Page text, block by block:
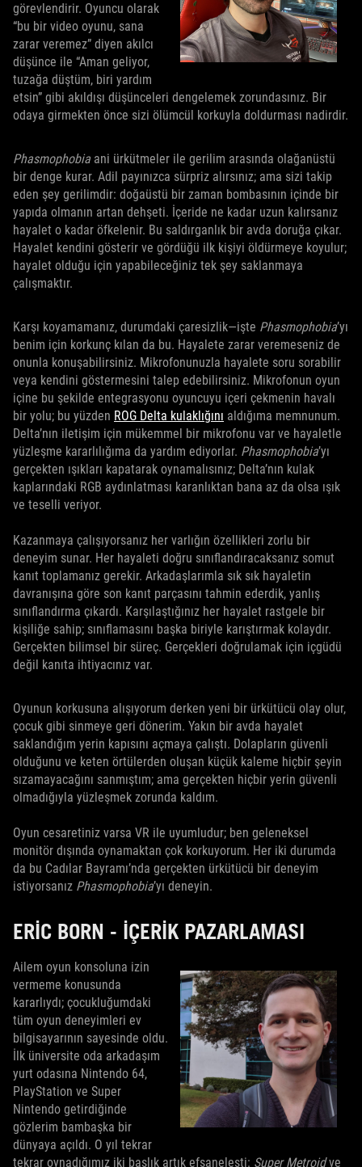
görevlendirir. Oyuncu olarak
“bu bir video oyunu, sana
zarar veremez” diyen akılcı
düşünce ile “Aman geliyor,
tuzağa düştüm, biri yardım
etsin” gibi akıldışı düşünceleri dengelemek zorundasınız. Bir
odaya girmekten önce sizi ölümcül korkuyla doldurması nadirdir.
Phasmophobia ani ürkütmeler ile gerilim arasında olağanüstü
bir denge kurar. Adil payınızca sürpriz alırsınız; ama sizi takip
eden şey gerilimdir: doğaüstü bir zaman bombasının içinde bir
yapıda olmanın artan dehşeti. İçeride ne kadar uzun kalırsanız
hayalet o kadar öfkelenir. Bu saldırganlık bir avda doruğa çıkar.
Hayalet kendini gösterir ve gördüğü ilk kişiyi öldürmeye koyulur;
hayalet olduğu için yapabileceğiniz tek şey saklanmaya
çalışmaktır.
Karşı koyamamanız, durumdaki çaresizlik—işte Phasmophobia’yı
benim için korkunç kılan da bu. Hayalete zarar veremeseniz de
onunla konuşabilirsiniz. Mikrofonunuzla hayalete soru sorabilir
veya kendini göstermesini talep edebilirsiniz. Mikrofonun oyun
içine bu şekilde entegrasyonu oyuncuyu içeri çekmenin havalı
bir yolu; bu yüzden ROG Delta kulaklığını aldığıma memnunum.
Delta’nın iletişim için mükemmel bir mikrofonu var ve hayaletle
yüzleşme kararlılığıma da yardım ediyorlar. Phasmophobia’yı
gerçekten ışıkları kapatarak oynamalısınız; Delta’nın kulak
kaplarındaki RGB aydınlatması karanlıktan bana az da olsa ışık
ve teselli veriyor.
Kazanmaya çalışıyorsanız her varlığın özellikleri zorlu bir
deneyim sunar. Her hayaleti doğru sınıflandıracaksanız somut
kanıt toplamanız gerekir. Arkadaşlarımla sık sık hayaletin
davranışına göre son kanıt parçasını tahmin ederdik, yanlış
sınıflandırma çıkardı. Karşılaştığınız her hayalet rastgele bir
kişiliğe sahip; sınıflamasını başka biriyle karıştırmak kolaydır.
Gerçekten bilimsel bir süreç. Gerçekleri doğrulamak için içgüdü
değil kanıta ihtiyacınız var.
Oyunun korkusuna alışıyorum derken yeni bir ürkütücü olay olur,
çocuk gibi sinmeye geri dönerim. Yakın bir avda hayalet
saklandığım yerin kapısını açmaya çalıştı. Dolapların güvenli
olduğunu ve keten örtülerden oluşan küçük kaleme hiçbir şeyin
sızamayacağını sanmıştım; ama gerçekten hiçbir yerin güvenli
olmadığıyla yüzleşmek zorunda kaldım.
Oyun cesaretiniz varsa VR ile uyumludur; ben geleneksel
monitör dışında oynamaktan çok korkuyorum. Her iki durumda
da bu Cadılar Bayramı’nda gerçekten ürkütücü bir deneyim
istiyorsanız Phasmophobia’yı deneyin.
ERIC BORN - İÇERIK PAZARLAMASI
Ailem oyun konsoluna izin
vermeme konusunda
kararlıydı; çocukluğumdaki
tüm oyun deneyimleri ev
bilgisayarının sayesinde oldu.
İlk üniversite oda arkadaşım
yurt odasına Nintendo 64,
PlayStation ve Super
Nintendo getirdiğinde
gözlerim bambaşka bir
dünyaya açıldı. O yıl tekrar
tekrar oynadığımız iki başlık artık efsaneleşti: Super Metroidve